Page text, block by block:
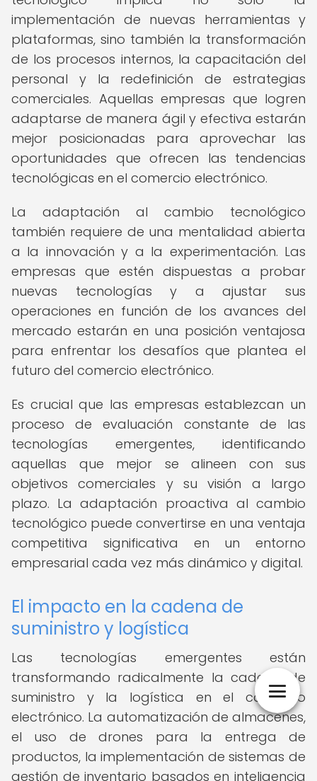
implementación de nuevas herramientas y
plataformas, sino también la transformación
de los procesos internos, la capacitación del
personal y la redefinición de estrategias
comerciales. Aquellas empresas que logren
adaptarse de manera ágil y efectiva estarán
mejor posicionadas para aprovechar las
oportunidades que ofrecen las tendencias
tecnológicas en el comercio electrónico.
La adaptación al cambio tecnológico
también requiere de una mentalidad abierta
a la innovación y a la experimentación. Las
empresas que estén dispuestas a probar
nuevas tecnologías y a ajustar sus
operaciones en función de los avances del
mercado estarán en una posición ventajosa
para enfrentar los desafíos que plantea el
futuro del comercio electrónico.
Es crucial que las empresas establezcan un
proceso de evaluación constante de las
tecnologías emergentes, identificando
aquellas que mejor se alineen con sus
objetivos comerciales y su visión a largo
plazo. La adaptación proactiva al cambio
tecnológico puede convertirse en una ventaja
competitiva significativa en un entorno
empresarial cada vez más dinámico y digital.
El impacto en la cadena de
suministro y logística
Las tecnologías emergentes están
transformando radicalmente la cadena de
suministro y la logística en el comercio
electrónico. La automatización de almacenes,
el uso de drones para la entrega de
productos, la implementación de sistemas de
gestión de inventario basados en inteligencia